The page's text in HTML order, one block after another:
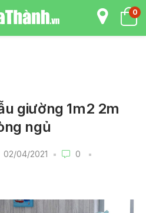
0
giường 1m2 2m
ngủ
02/04/2021 0